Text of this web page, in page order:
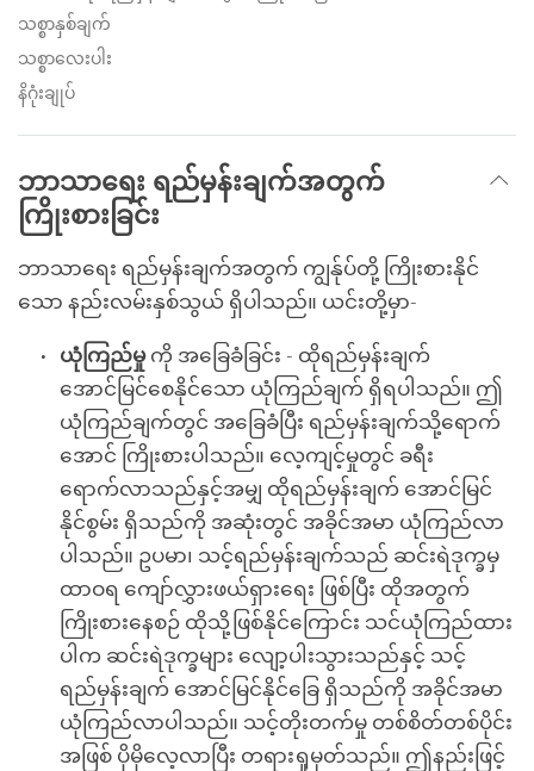
သစ္စာနှစ်ချက်
သစ္စာလေးပါး
နိဂုံးချုပ်
ဘာသာရေး ရည်မှန်းချက်အတွက်
ကြိုးစားခြင်း
ဘာသာရေး ရည်မှန်းချက်အတွက် ကျွန်ုပ်တို့ ကြိုးစားနိုင်
သော နည်းလမ်းနှစ်သွယ် ရှိပါသည်။ ယင်းတို့မှာ-
ယုံကြည်မှုကို အခြေခံခြင်း - ထိုရည်မှန်းချက်
အောင်မြင်စေနိုင်သော ယုံကြည်ချက် ရှိရပါသည်။ ဤ
ယုံကြည်ချက်တွင် အခြေခံပြီး ရည်မှန်းချက်သို့ရောက်
အောင် ကြိုးစားပါသည်။ လေ့ကျင့်မှုတွင် ခရီး
ရောက်လာသည်နှင့်အမျှ ထိုရည်မှန်းချက် အောင်မြင်
နိုင်စွမ်း ရှိသည်ကို အဆုံးတွင် အခိုင်အမာ ယုံကြည်လာ
ပါသည်။ ဥပမာ၊ သင့်ရည်မှန်းချက်သည် ဆင်းရဲဒုက္ခမှ
ထာဝရ ကျော်လွှားဖယ်ရှားရေး ဖြစ်ပြီး ထိုအတွက်
ကြိုးစားနေစဉ် ထိုသို့ဖြစ်နိုင်ကြောင်း သင်ယုံကြည်ထား
ပါက ဆင်းရဲဒုက္ခများ လျော့ပါးသွားသည်နှင့် သင့်
ရည်မှန်းချက် အောင်မြင်နိုင်ခြေ ရှိသည်ကို အခိုင်အမာ
ယုံကြည်လာပါသည်။ သင့်တိုးတက်မှု တစ်စိတ်တစ်ပိုင်း
အဖြစ် ပိုမိုလေ့လာပြီး တရားရှုမှတ်သည်။ ဤနည်းဖြင့်